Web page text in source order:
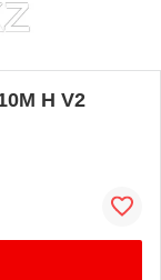
H V2